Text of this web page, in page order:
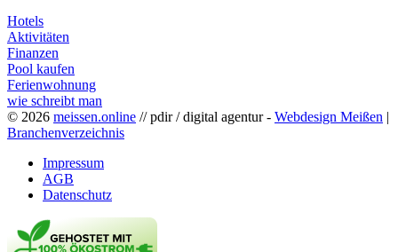
Hotels
Aktivitäten
Finanzen
Pool kaufen
Ferienwohnung
wie schreibt man
© 2026 meissen.online // pdir / digital agentur - Webdesign Meißen |
Branchenverzeichnis
Impressum
AGB
Datenschutz